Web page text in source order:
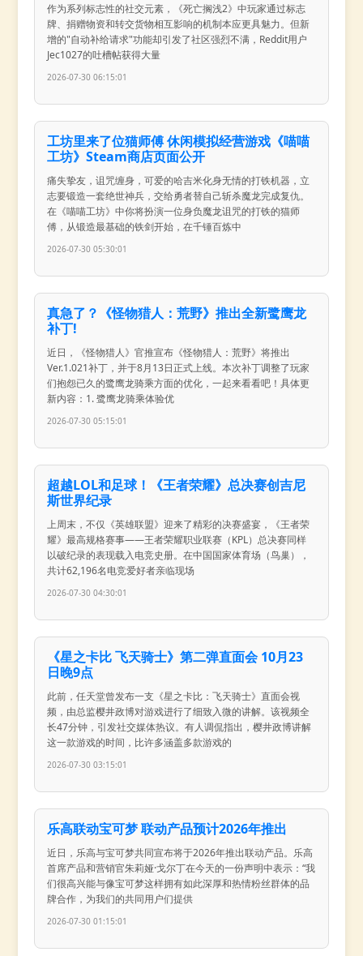
作为系列标志性的社交元素，《死亡搁浅2》中玩家通过标志
牌、捐赠物资和转交货物相互影响的机制本应更具魅力。但新
增的"自动补给请求"功能却引发了社区强烈不满，Reddit用户
Jec1027的吐槽帖获得大量
2026-07-30 06:15:01
工坊里来了位猫师傅 休闲模拟经营游戏《喵喵
工坊》Steam商店页面公开
痛失挚友，诅咒缠身，可爱的哈吉米化身无情的打铁机器，立
志要锻造一套绝世神兵，交给勇者替自己斩杀魔龙完成复仇。
在《喵喵工坊》中你将扮演一位身负魔龙诅咒的打铁的猫师
傅，从锻造最基础的铁剑开始，在千锤百炼中
2026-07-30 05:30:01
真急了？《怪物猎人：荒野》推出全新鹭鹰龙
补丁!
近日，《怪物猎人》官推宣布《怪物猎人：荒野》将推出
Ver.1.021补丁，并于8月13日正式上线。本次补丁调整了玩家
们抱怨已久的鹭鹰龙骑乘方面的优化，一起来看看吧！具体更
新内容：1. 鹭鹰龙骑乘体验优
2026-07-30 05:15:01
超越LOL和足球！《王者荣耀》总决赛创吉尼
斯世界纪录
上周末，不仅《英雄联盟》迎来了精彩的决赛盛宴，《王者荣
耀》最高规格赛事——王者荣耀职业联赛（KPL）总决赛同样
以破纪录的表现载入电竞史册。在中国国家体育场（鸟巢），
共计62,196名电竞爱好者亲临现场
2026-07-30 04:30:01
《星之卡比 飞天骑士》第二弹直面会 10月23
日晚9点
此前，任天堂曾发布一支《星之卡比：飞天骑士》直面会视
频，由总监樱井政博对游戏进行了细致入微的讲解。该视频全
长47分钟，引发社交媒体热议。有人调侃指出，樱井政博讲解
这一款游戏的时间，比许多涵盖多款游戏的
2026-07-30 03:15:01
乐高联动宝可梦 联动产品预计2026年推出
近日，乐高与宝可梦共同宣布将于2026年推出联动产品。乐高
首席产品和营销官朱莉娅·戈尔丁在今天的一份声明中表示：“我
们很高兴能与像宝可梦这样拥有如此深厚和热情粉丝群体的品
牌合作，为我们的共同用户们提供
2026-07-30 01:15:01